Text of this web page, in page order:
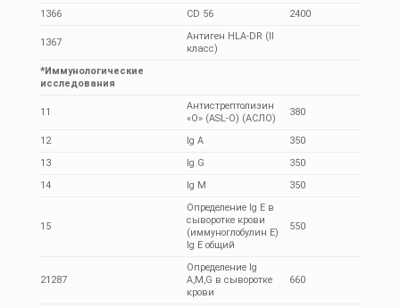
1366
CD 56 2400
1367
Антиген HLA-DR (II
класс)
*Иммунологические
исследования
11
Антистрептолизин
«О» (ASL-O) (АСЛО)
380
12 Ig A
350
13
Ig G
350
14
Ig M 350
15
Определение Ig E в
сыворотке крови
(иммуноглобулин Е)
Ig E общий
550
21287
Определение Ig
A,M,G в сыворотке
крови
660